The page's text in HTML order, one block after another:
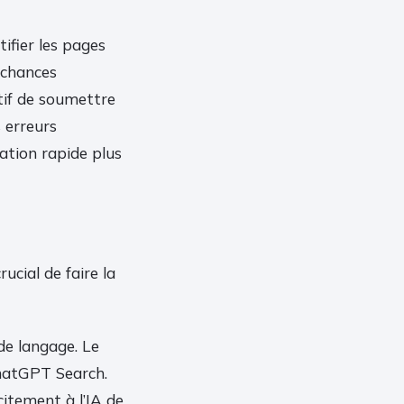
les pages
de soumettre
erreurs
rapide plus
de faire la
langage. Le
Search.
à l’IA de